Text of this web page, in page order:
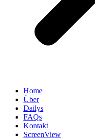
Home
Über
Dailys
FAQs
Kontakt
ScreenView